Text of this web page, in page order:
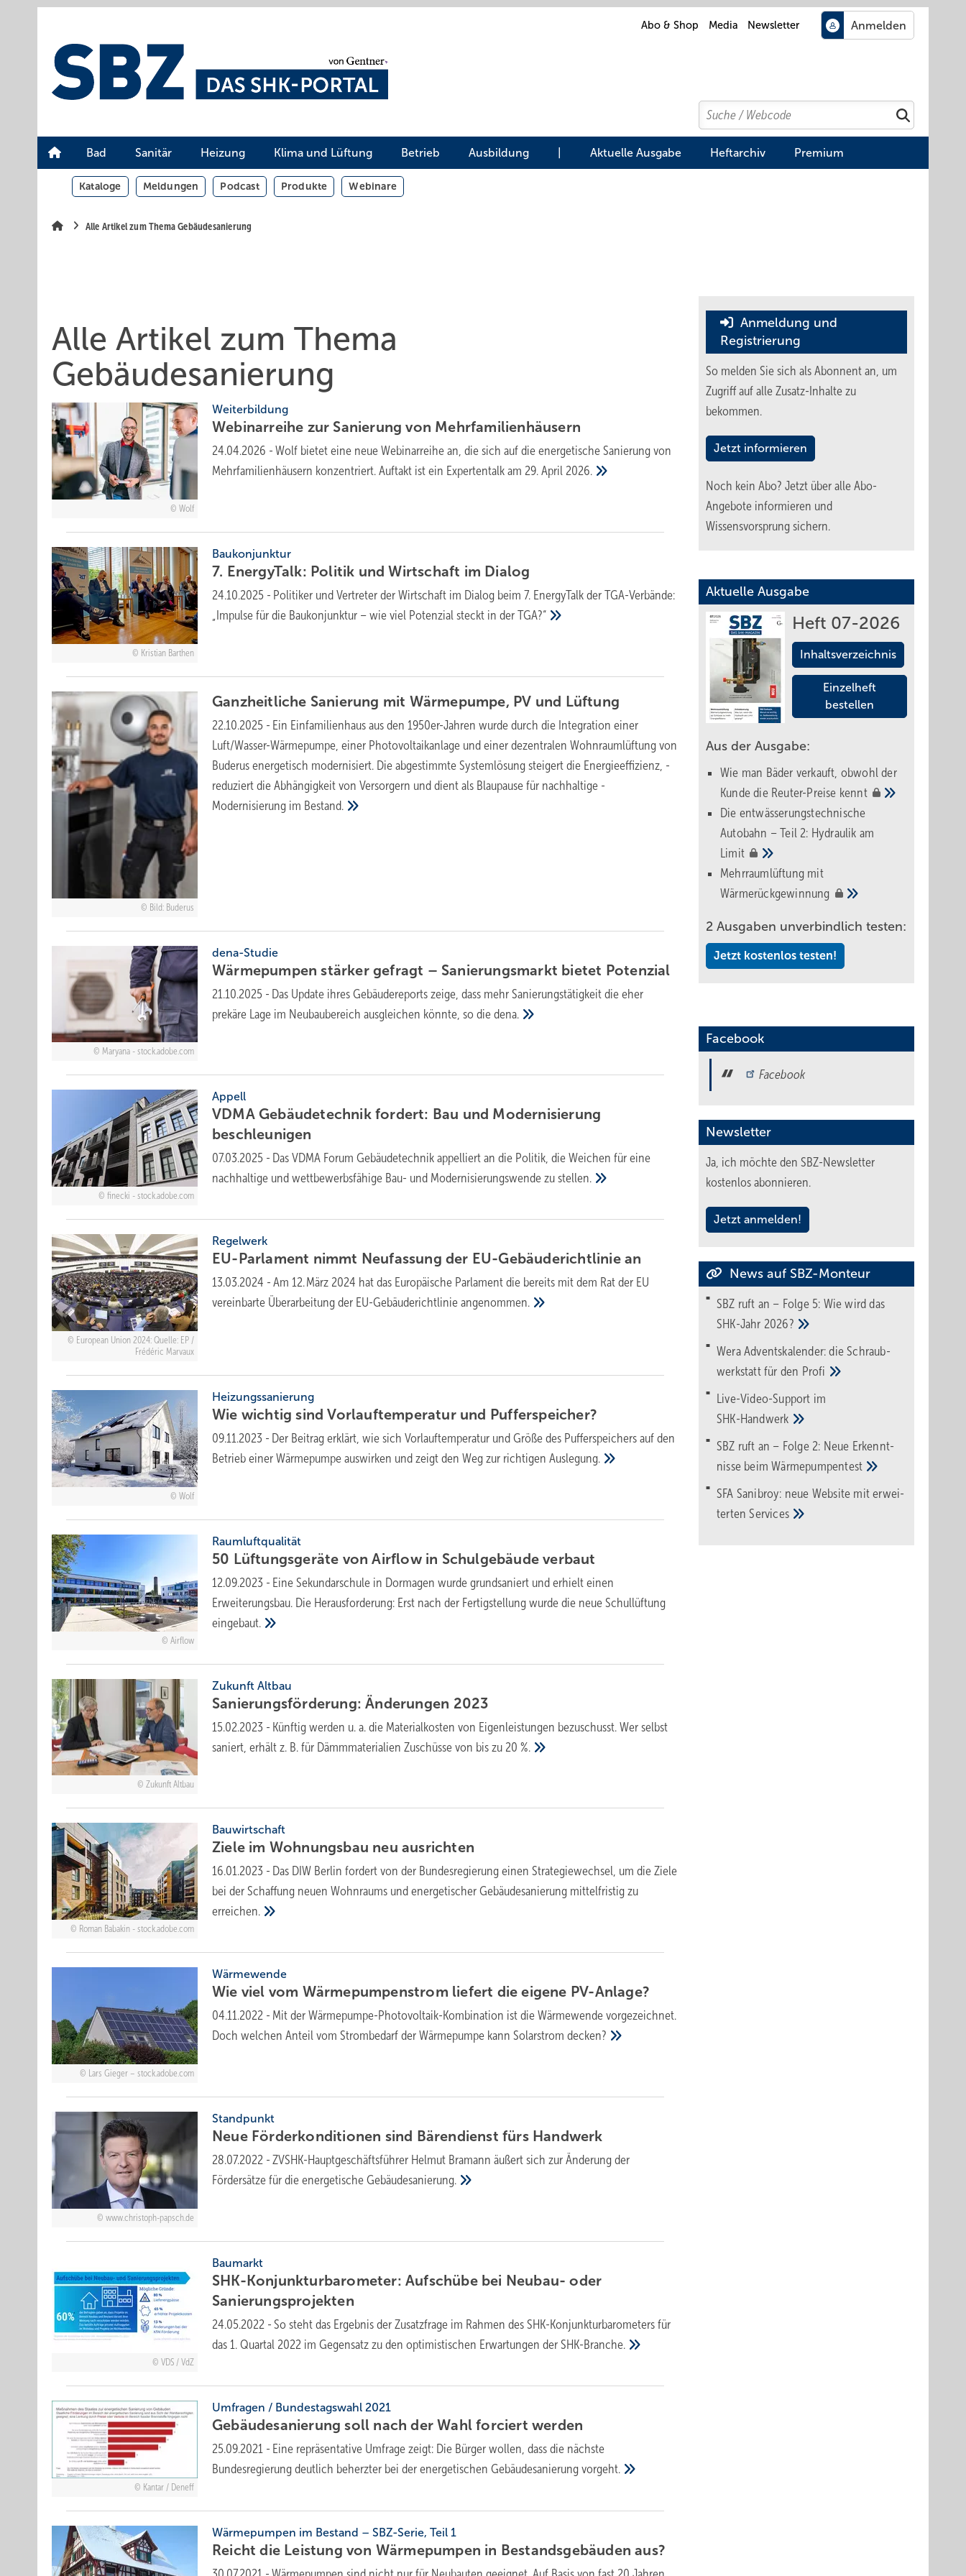
Abo & Shop Media Newsletter
Search
Suchen
Bad Sanitär Heizung Klima und Lüftung Betrieb Ausbildung Aktuelle Ausgabe Heftarchiv Premium
Kataloge Meldungen Podcast Produkte Webinare
Alle Artikel zum Thema Gebäudesanierung
Alle Artikel zum Thema
Gebäudesanierung
Wolf
Weiterbildung
Webinarreihe zur Sa­nie­rung von Mehr­fa­mi­li­en­häu­sern
24.04.2026 - Wolf bietet eine neue Webinarreihe an, die sich auf die energetische Sanierung von
Mehrfamilienhäusern konzentriert. Auftakt ist ein Expertentalk am 29. April 2026.
Kristian Barthen
Baukonjunktur
7. EnergyTalk: Po­li­tik und Wirt­schaft im Dia­log
24.10.2025 - Politiker und Vertreter der Wirtschaft im Dialog beim 7. EnergyTalk der TGA-Verbände:
„Impulse für die Baukonjunktur – wie viel Potenzial steckt in derTGA?“
Bild: Buderus
Ganzheitliche Sanierung mit Wärmepumpe, PV und Lüftung
22.10.2025 - Ein Einfamilienhaus aus den 1950er-Jahren wurde durch die Integration einer
Luft/Wasser-Wärmepumpe, einer Photovoltaikanlage und einer dezentralen Wohnraumlüftung von
Buderus energetisch modernisiert. Die abgestimmte Systemlösung steigert die Energieeffizienz, ­
reduziert die ­Abhängigkeit von Versorgern und dient als Blaupause für nachhaltige ­
Modernisierung ­im Bestand.
Maryana - stock.adobe.com
dena-Studie
Wärme­pumpen stärker gefragt – Sanie­rungs­markt bietet Poten­zial
21.10.2025 - Das Update ihres Gebäude­reports zeige, dass mehr Sanierungs­tätig­keit die eher
prekäre Lage im Neu­bau­be­reich aus­glei­chen könnte, so diedena.
finecki - stock.adobe.com
Appell
VDMA Gebäudetechnik for­dert: Bau und Mo­der­ni­sie­rung
be­schleu­ni­gen
07.03.2025 - Das VDMA Forum Gebäudetechnik appelliert an die Politik, die Weichen für eine
nachhaltige und wettbewerbsfähige Bau- und Modernisierungswende zustellen.
European Union 2024: Quelle: EP /
Frédéric Marvaux
Regelwerk
EU-Parlament nimmt Neufassung der EU-Gebäuderichtliniean
13.03.2024 - Am 12. März 2024 hat das Europäische Parlament die bereits mit dem Rat der EU
vereinbarte Überarbeitung der EU-Gebäuderichtlinieangenommen.
Wolf
Heizungssanierung
Wie wichtig sind Vor­lauf­temperatur und Puffer­speicher?
09.11.2023 - Der Beitrag erklärt, wie sich Vorlauftemperatur und Größe des Pufferspeichers auf den
Betrieb einer Wärmepumpe auswirken und zeigt den Weg zur richtigenAuslegung.
Airflow
Raumluftqualität
50 Lüftungsgeräte von Airflow in Schulgebäudeverbaut
12.09.2023 - Eine Sekundarschule in Dormagen wurde grundsaniert und erhielt einen
Erweiterungsbau. Die Herausforderung: Erst nach der Fertigstellung wurde die neue Schullüftung
eingebaut.
Zukunft Altbau
Zukunft Altbau
Sanierungsförderung: Änderungen 2023
15.02.2023 - Künftig werden u. a. die Materialkosten von Eigenleistungen bezuschusst. Wer selbst
saniert, erhält z. B. für Dämmmaterialien Zuschüsse von bis zu 20 %.
Roman Babakin - stock.adobe.com
Bauwirtschaft
Ziele im Wohnungsbau neuausrichten
16.01.2023 - Das DIW Berlin fordert von der Bundesregierung einen Strategiewechsel, um die Ziele
bei der Schaffung neuen Wohnraums und energetischer Gebäudesanierung mittelfristig zu
erreichen.
Lars Gieger – stock.adobe.com
Wärmewende
Wie viel vom Wärmepumpenstrom liefert die eigene PV-Anlage?
04.11.2022 - Mit der Wärmepumpe-Photovoltaik-Kombination ist die Wärmewende vorgezeichnet.
Doch welchen Anteil vom Strombedarf der Wärmepumpe kann Solarstromdecken?
www.christoph-papsch.de
Standpunkt
Neue Förderkonditionen sind Bärendienst fürs Handwerk
28.07.2022 - ZVSHK-Hauptgeschäftsführer Helmut Bramann äußert sich zur Änderung der
Fördersätze für die energetischeGebäudesanierung.
VDS / VdZ
Baumarkt
SHK-Konjunkturbarometer: Aufschübe bei Neubau- oder
Sanierungsprojekten
24.05.2022 - So steht das Ergebnis der Zusatzfrage im Rahmen des SHK-Konjunkturbarometers für
das 1. Quartal 2022 im Gegensatz zu den optimistischen Erwartungen derSHK-Branche.
Kantar / Deneff
Umfragen / Bundestagswahl 2021
Gebäudesanierung soll nach der Wahl forciertwerden
25.09.2021 - Eine repräsentative Umfrage zeigt: Die Bürger wollen, dass die nächste
Bundesregierung deutlich beherzter bei der energetischen Gebäudesanierungvorgeht.
Wärmepumpen im Bestand – SBZ-Serie, Teil 1
Reicht die Leistung von Wärmepumpen in Bestandsgebäudenaus?
Anmeldung und
Registrierung
So melden Sie sich als Abonnent an, um
Zugriff auf alle Zusatz-Inhalte zu
bekommen.
Jetzt informieren
Noch kein Abo? Jetzt über alle Abo-
Angebote informieren und
Wissensvorsprung sichern.
Aktuelle Ausgabe
Heft 07-2026
Inhaltsverzeichnis
Einzelheft
bestellen
Aus der Ausgabe:
Wie man Bäder verkauft, obwohl der
Kunde die Reuter-Preise kennt
Die entwässerungstechnische
Autobahn – Teil 2: Hydraulik am
Limit
Mehrraumlüftung mit
Wärmerückgewinnung
2 Ausgaben unverbindlich testen:
Jetzt kostenlos testen!
Facebook
Facebook
Newsletter
Ja, ich möchte den SBZ-Newsletter
kostenlos abonnieren.
Jetzt anmelden!
News auf SBZ-Monteur
SBZ ruft an – Folge 5: Wie wird das
SHK-Jahr 2026?
Wera Adventskalender: die Schraub­
werk­statt für den Pro­fi
Live-Video-Support im
SHK-Handwerk
SBZ ruft an – Folge 2: Neue Erkennt­
nisse beimWärme­pumpen­test
SFA Sanibroy: neue Web­site mit erwei­
tertenServices